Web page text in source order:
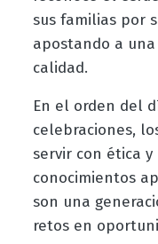
sus familias por
apostando a
calidad.
En el orden del
celebraciones,
servir con ética
conocimientos
son una
retos en